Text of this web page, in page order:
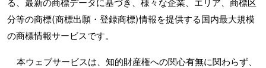
る、最新の商標データに基づき、様々な企業、エリア、商標区
分等の商標(商標出願・登録商標)情報を提供する国内最大規模
の商標情報サービスです。
本ウェブサービスは、知的財産権への関心有無に関わらず、